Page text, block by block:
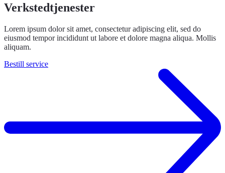
Verkstedtjenester
Lorem ipsum dolor sit amet, consectetur adipiscing elit, sed do
eiusmod tempor incididunt ut labore et dolore magna aliqua. Mollis
aliquam.
Bestill service